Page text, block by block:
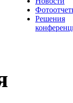
Решения